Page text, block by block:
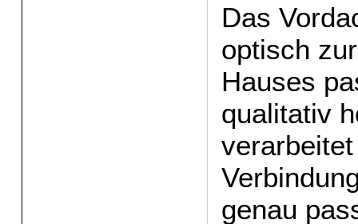
Das
optisch
Hauses
qualitativ
genau